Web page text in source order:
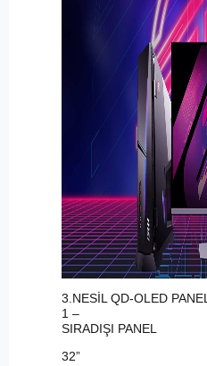
3.NESİL QD-OLED PANEL
1 –
SIRADIŞI PANEL
32”